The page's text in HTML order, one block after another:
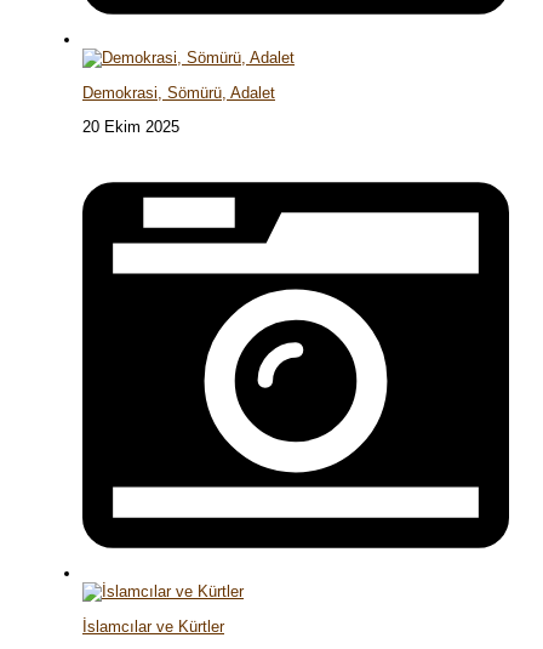
Demokrasi, Sömürü, Adalet
20 Ekim 2025
İslamcılar ve Kürtler